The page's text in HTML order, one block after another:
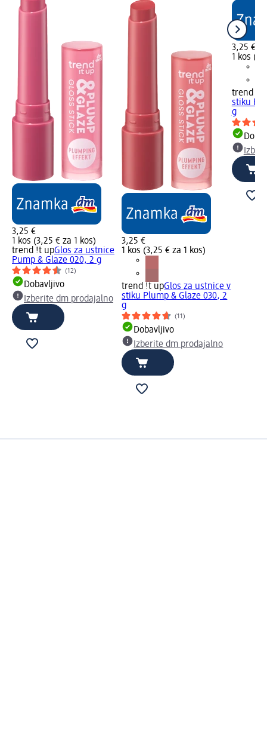
3,25 €
1 kos (3,25 € za 1 kos)
trend !t upGlos za ustnice
Pump & Glaze 020, 2 g
(12)
Dobavljivo
Izberite dm prodajalno
3,25 €
1 kos (3,25 € za 1 kos)
trend !t upGlos za ustnice v
stiku Plump & Glaze 030, 2
g
(11)
Dobavljivo
Izberite dm prodajalno
3,25 €
1 kos
trend !t
stiku
g